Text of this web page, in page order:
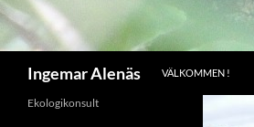
Ingemar Alenäs VÄLKOMMEN !
Ekologikonsult